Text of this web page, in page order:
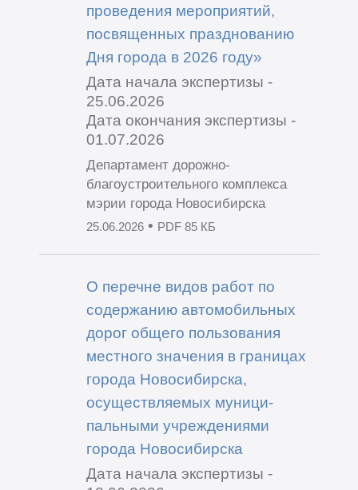
проведения мероприятий,
посвященных празднованию
Дня города в 2026 году»
Дата начала экспертизы -
25.06.2026
Дата окончания экспертизы -
01.07.2026
Департамент дорожно-
благоустроительного комплекса
мэрии города Новосибирска
25.06.2026• PDF 85 КБ
О перечне видов работ по
содержанию автомобильных
дорог общего пользования
местного значения в границах
города Новосибирска,
осуществляемых муници-
пальными учреждениями
города Новосибирска
Дата начала экспертизы -